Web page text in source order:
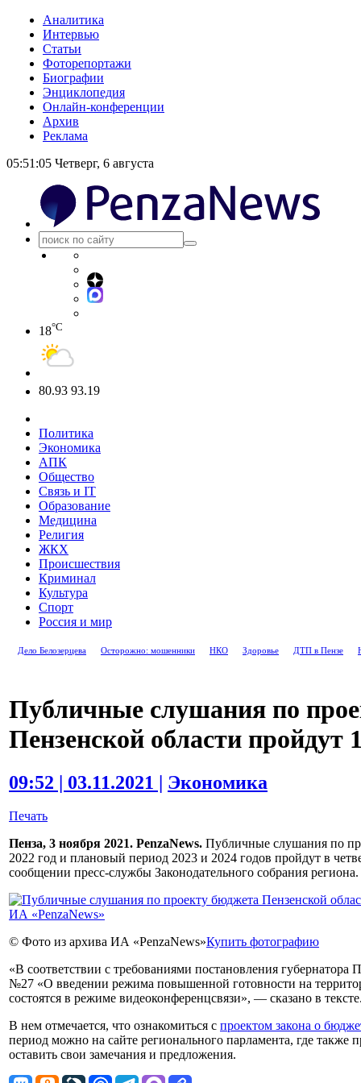
Аналитика
Интервью
Статьи
Фоторепортажи
Биографии
Энциклопедия
Онлайн-конференции
Архив
Реклама
05:51:05 Четверг, 6 августа
18°C
80.93 93.19
Политика
Экономика
АПК
Общество
Связь и IT
Образование
Медицина
Религия
ЖКХ
Происшествия
Криминал
Культура
Спорт
Россия и мир
Дело Белозерцева Осторожно: мошенники НКО Здоровье ДТП в Пензе
Публичные слушания по
Пензенской области пройдут
09:52 | 03.11.2021 | Экономика
Печать
Пенза, 3 ноября 2021. PenzaNews. Публичные слушания по
2022 год и плановый период 2023 и 2024 годов пройдут в
сообщении пресс-службы Законодательного собрания региона.
© Фото из архива ИА «PenzaNews»Купить фотографию
«В соответствии с требованиями постановления губернатора
№27 «О введении режима повышенной готовности на
состоятся в режиме видеоконференцсвязи», — сказано в
В нем отмечается, что ознакомиться с проектом закона о
период можно на сайте регионального парламента, где также
оставить свои замечания и предложения.